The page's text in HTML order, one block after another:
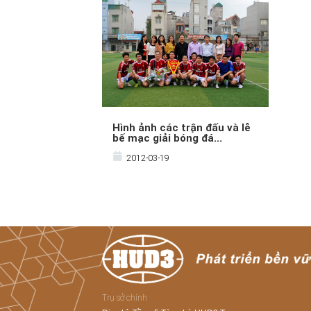
Hình ảnh các trận đấu và lễ
bế mạc giải bóng đá...
2012-03-19
Trụ sở chính